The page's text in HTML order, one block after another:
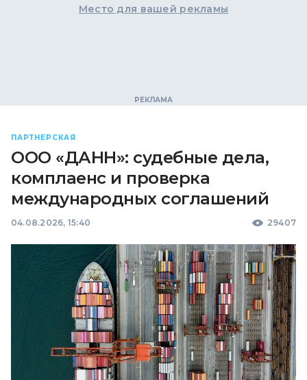
Место для вашей рекламы
ПАРТНЕРСКАЯ
ООО «ДАНН»: судебные дела,
комплаенс и проверка
международных соглашений
04.08.2026, 15:40 29407